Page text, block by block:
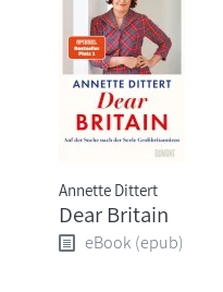
Annette Dittert
Dear Britain
eBook (epub)